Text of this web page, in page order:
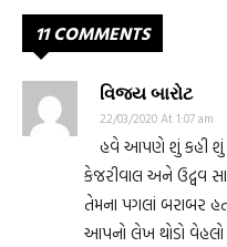
11 COMMENTS
વિજય બારોટ
22/03/2020 At 1:07 am
હવે આપણે શું કહી શું
કેજરીવાલ અને ઉદ્વવ
તેમના પગલાં બરાબર
આપનો લેખ થોડો